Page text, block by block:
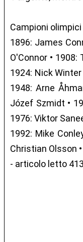
Campioni
1896: James
O'Connor •
1924: Nick Winter
1948: Arne
Józef Szmidt •
1976: Viktor
1992: Mike
Christian Olsson
- articolo letto